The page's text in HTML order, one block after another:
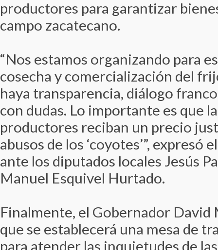
productores para garantizar
campo zacatecano.
“Nos estamos organizando para
cosecha y comercialización del
haya transparencia, diálogo
con dudas. Lo importante es que
productores reciban un precio
abusos de los ‘coyotes’”, expresó
ante los diputados locales Jesús
Manuel Esquivel Hurtado.
Finalmente, el Gobernador David
que se establecerá una mesa de
para atender las inquietudes de